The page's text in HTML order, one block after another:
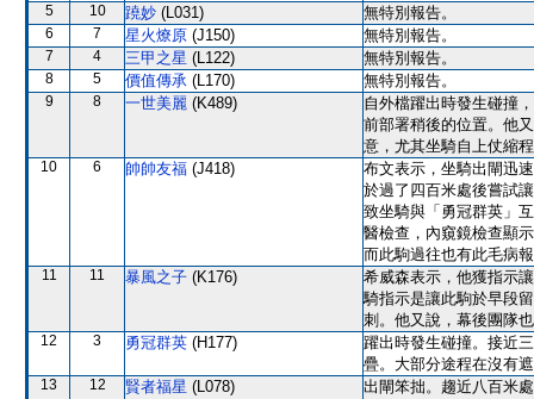
5 10 蹺妙 (L031) 無特別報告。
6 7 星火燎原 (J150) 無特別報告。
7 4 三甲之星 (L122) 無特別報告。
8 5 價值傳承 (L170) 無特別報告。
9 8 一世美麗 (K489)
自外檔躍出時發生碰撞
前部署稍後的位置。他
意，尤其坐騎自上仗縮
10 6 帥帥友福 (J418)
布文表示，坐騎出閘迅
於過了四百米處後嘗試
致坐騎與「勇冠群英」
醫檢查，內窺鏡檢查顯
而此駒過往也有此毛病
11 11 暴風之子 (K176)
希威森表示，他獲指示
騎指示是讓此駒於早段
刺。他又說，幕後團隊
12 3 勇冠群英 (H177)
躍出時發生碰撞。接近
疊。大部分途程在沒有
13 12 賢者福星 (L078)
出閘笨拙。趨近八百米